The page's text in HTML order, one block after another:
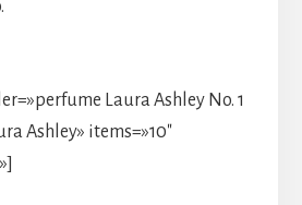
Laura Ashley No. 1
Ashley» items=»10″